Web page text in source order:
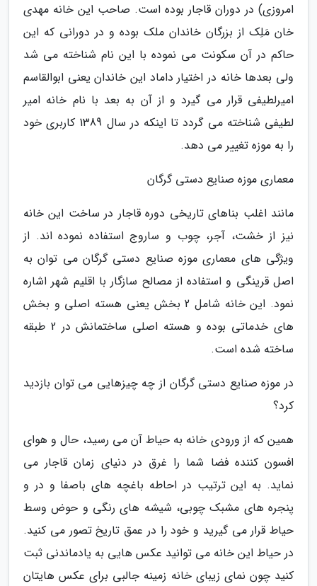
امروزی) در دوران قاجار بوده است. صاحب این خانه مهدی
خان مَلِک از بزرگان خاندان ملک بوده و در دورانی که این
حاکم در آن سکونت می نموده با این نام شناخته می شد
ولی بعدها خانه در اختیار داماد این خاندان یعنی ابوالقاسم
امیرلطیفی قرار می گیرد و از آن به بعد با نام خانه امیر
لطیفی شناخته می گردد تا اینکه در سال 1389 کاربری خود
را به موزه تغییر می دهد.
معماری موزه صنایع دستی گرگان
مانند اغلب بناهای تاریخی دوره قاجار در ساخت این خانه
نیز از خشت، آجر، چوب و ساروج استفاده نموده اند. از
ویژگی های معماری موزه صنایع دستی گرگان می توان به
اصل قرینگی و استفاده از مصالح سازگار با اقلیم شهر اشاره
نمود. این خانه شامل 2 بخش یعنی هسته اصلی و بخش
های خدماتی بوده و هسته اصلی ساختمانش در 2 طبقه
ساخته شده است.
در موزه صنایع دستی گرگان از چه چیزهایی می توان بازدید
کرد؟
همین که از ورودی خانه به حیاط آن می رسید، حال و هوای
افسون کننده فضا شما را غرق در دنیای زمان قاجار می
نماید. به این ترتیب در احاطه باغچه های باصفا و در و
پنجره های مشبک چوبی، شیشه های رنگی و حوض وسط
حیاط قرار می گیرید و خود را در عمق تاریخ تصور می کنید.
در حیاط این خانه می توانید عکس هایی به یادماندنی ثبت
کنید چون نمای زیبای خانه زمینه جالبی برای عکس هایتان